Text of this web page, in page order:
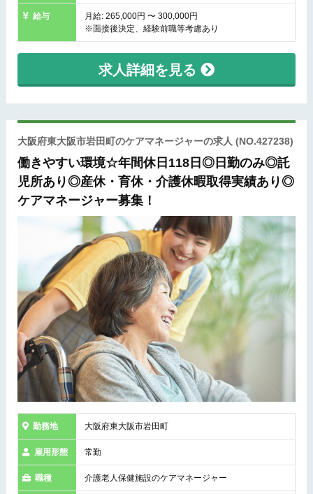
給与
月給: 265,000円 〜 300,000円
※面接後決定、経験前職等考慮あり
求人詳細を見る
大阪府東大阪市岩田町のケアマネージャーの求人 (NO.427238)
働きやすい環境☆年間休日118日◎日勤のみ◎託
児所あり◎産休・育休・介護休暇取得実績あり◎
ケアマネージャー募集！
勤務地 大阪府東大阪市岩田町
雇用形態 常勤
職種 介護老人保健施設のケアマネージャー